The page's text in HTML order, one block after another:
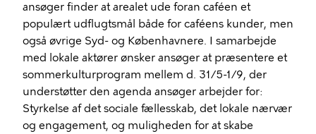
ansøger finder at arealet ude foran caféen et
populært udflugtsmål både for caféens kunder, men
også øvrige Syd- og Københavnere. I samarbejde
med lokale aktører ønsker ansøger at præsentere et
sommerkulturprogram mellem d. 31/5-1/9, der
understøtter den agenda ansøger arbejder for:
Styrkelse af det sociale fællesskab, det lokale nærvær
og engagement, og muligheden for at skabe